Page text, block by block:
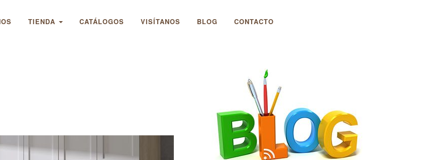
TIENDA CATÁLOGOS VISÍTANOS BLOG CONTACTO